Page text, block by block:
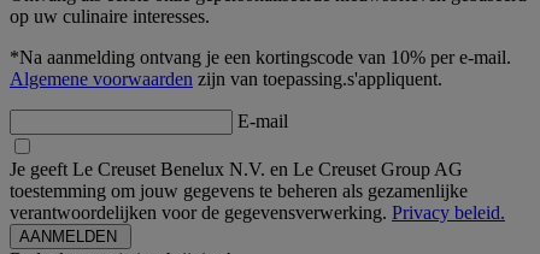
op uw culinaire interesses.
*Na aanmelding ontvang je een kortingscode van 10% per e-mail.
Algemene voorwaarden zijn van toepassing.s'appliquent.
E-mail
Je geeft Le Creuset Benelux N.V. en Le Creuset Group AG
toestemming om jouw gegevens te beheren als gezamenlijke
verantwoordelijken voor de gegevensverwerking. Privacy beleid.